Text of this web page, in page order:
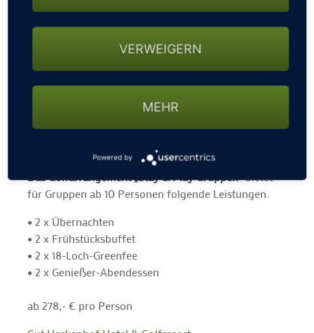
Damen-, Herren oder Seniorengolfausflug, mit
unserem Arrangement „Stay & Play Gruppen“
verbringen Sie Ihre Gruppenreise im modernen 4-
Sterne Golfhotel mit einer außergewöhnlichen 27-
Loch Meisterschaftsgolfanlage. Nach der Golfrunde
relaxen Sie nach Lust und Laune in unserem Fitness-
und Wellnessbereich und genießen abends das
stilvolle Genießer-Abendessen auf einer unserer
Das Golfarrangement „Stay & Play Gruppen“bietet
für Gruppen ab 10 Personen folgende Leistungen.
• 2 x Übernachten
• 2 x Frühstücksbuffet
• 2 x 18-Loch-Greenfee
• 2 x Genießer-Abendessen
ab 278,- € pro Person
VERWEIGERN
MEHR
Powered by